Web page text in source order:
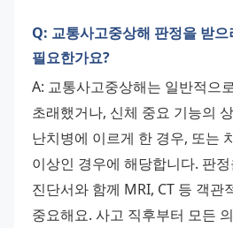
Q: 교통사고중상해 판정을 받
필요한가요?
A: 교통사고중상해는 일반적으
초래했거나, 신체 중요 기능의
난치병에 이르게 한 경우, 또는
이상인 경우에 해당합니다. 판
진단서와 함께 MRI, CT 등 객관
중요해요. 사고 직후부터 모든